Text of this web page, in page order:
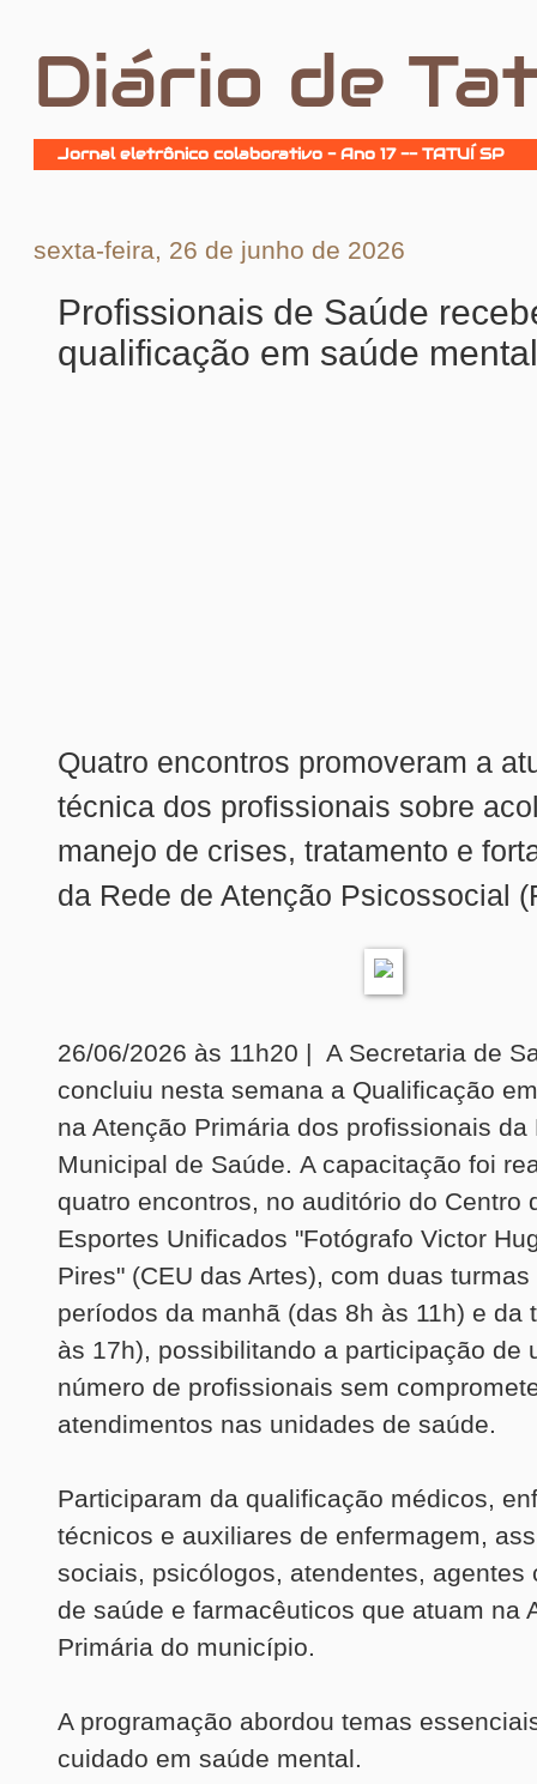
Diário de
Jornal eletrônico colaborativo - Ano 17 -- TATUÍ SP
sexta-feira, 26 de junho de 2026
Profissionais de Saúde
qualificação em saúde
Quatro encontros promoveram a
técnica dos profissionais sobre
manejo de crises, tratamento e
da Rede de Atenção Psicossocial
26/06/2026 às 11h20 | A Secretaria de
concluiu nesta semana a Qualificação
na Atenção Primária dos profissionais da
Municipal de Saúde. A capacitação foi
quatro encontros, no auditório do Centro
Esportes Unificados "Fotógrafo Victor
Pires" (CEU das Artes), com duas
períodos da manhã (das 8h às 11h) e da
às 17h), possibilitando a participação de
número de profissionais sem
atendimentos nas unidades de saúde.
Participaram da qualificação médicos,
técnicos e auxiliares de enfermagem,
sociais, psicólogos, atendentes, agentes
de saúde e farmacêuticos que atuam na
Primária do município.
A programação abordou temas
cuidado em saúde mental.